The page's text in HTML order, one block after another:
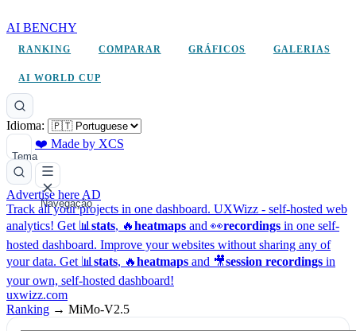
AI BENCHY
RANKING COMPARAR GRÁFICOS GALERIAS
AI WORLD CUP
Idioma:
Tema
❤️ Made by XCS
Navegação
Advertise here AD
Track all your projects in one dashboard. UXWizz - self-hosted web
analytics! Get 📊 stats, 🔥heatmaps and 👀recordings in one self-
hosted dashboard. Improve your websites without sharing any of
your data. Get 📊 stats, 🔥heatmaps and 🎥session recordings in
your own, self-hosted dashboard!
uxwizz.com
Ranking → MiMo-V2.5